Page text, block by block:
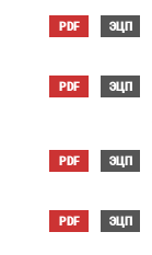
PDF ЭЦП
PDF ЭЦП
PDF ЭЦП
PDF ЭЦП